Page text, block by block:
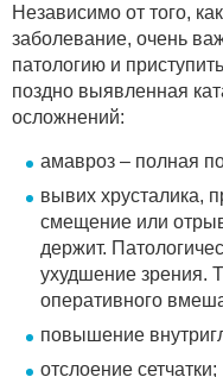
Независимо от того,
заболевание, очень
патологию и
поздно выявленная
осложнений:
амавроз – полная
вывих хрусталика,
смещение или
держит.
ухудшение зрения.
оперативного
повышение
отслоение сетчатки;